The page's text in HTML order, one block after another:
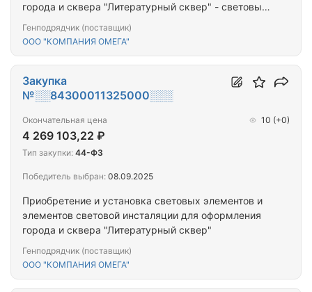
города и сквера "Литературный сквер" - световые
Генподрядчик (поставщик)
ООО "КОМПАНИЯ ОМЕГА"
Приобретение и установка световых элементов и
элементов световой инсталяции для оформления
города и сквера "Литературный сквер"
Генподрядчик (поставщик)
ООО "КОМПАНИЯ ОМЕГА"
Закупка
№░░84300011325000░░░
Окончательная цена
4 269 103,22 ₽
10 (+0)
Тип закупки: 44-ФЗ
Победитель выбран: 08.09.2025